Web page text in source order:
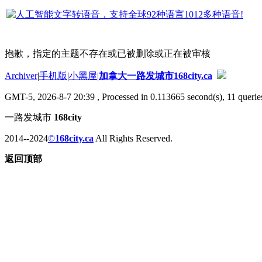
抱歉，指定的主题不存在或已被删除或正在被审核
Archiver|手机版|小黑屋|加拿大一路发城市168city.ca
GMT-5, 2026-8-7 20:39 , Processed in 0.113665 second(s), 11
一路发城市 168city
2014--2024©168city.ca All Rights Reserved.
返回顶部